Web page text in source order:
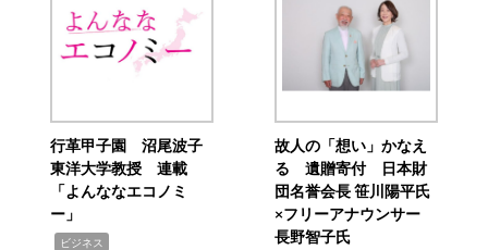
行革甲子園 沼尾波子
東洋大学教授 連載
「よんななエコノミ
ー」
ビジネス
故人の「想い」かなえ
る 遺贈寄付 日本財
団名誉会長 笹川陽平氏
×フリーアナウンサー
長野智子氏